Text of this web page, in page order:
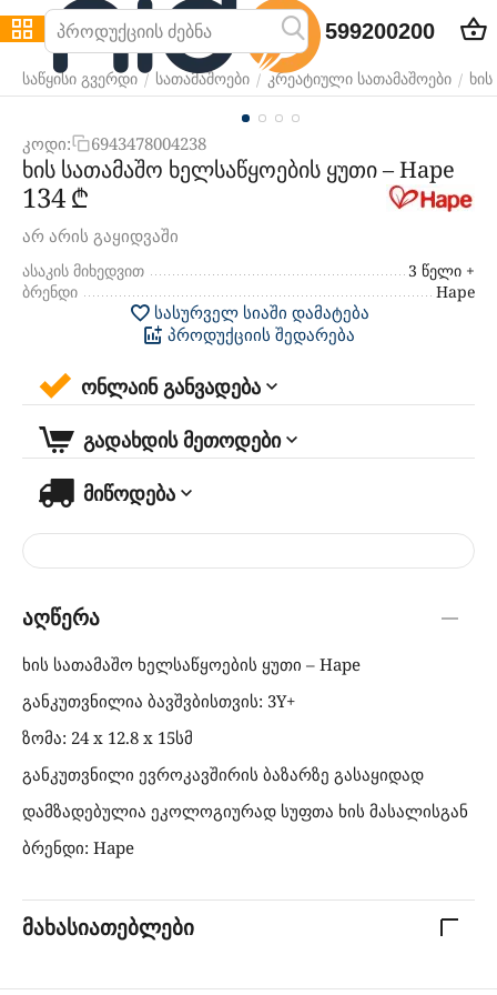
599200200
საწყისი გვერდი / სათამაშოები / კრეატიული სათამაშოები /
კოდი: 6943478004238
ხის სათამაშო ხელსაწყოების ყუთი – Hape
‍134‍₾
არ არის გაყიდვაში
ასაკის მიხედვით
3 წელი +
ბრენდი
Hape
სასურველ სიაში დამატება
პროდუქციის შედარება
ონლაინ განვადება
გადახდის მეთოდები
მიწოდება
აღწერა
ხის სათამაშო ხელსაწყოების ყუთი – Hape
განკუთვნილია ბავშვბისთვის: 3Y+
ზომა: 24 x 12.8 x 15სმ
განკუთვნილი ევროკავშირის ბაზარზე გასაყიდად
დამზადებულია ეკოლოგიურად სუფთა ხის მასალისგან
ბრენდი: Hape
მახასიათებლები